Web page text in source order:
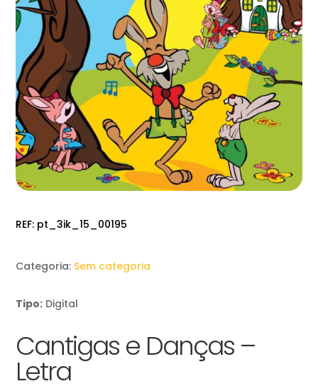
REF: pt_3ik_15_00195
Categoria: Sem categoria
Tipo: Digital
Cantigas e Danças –
Letra